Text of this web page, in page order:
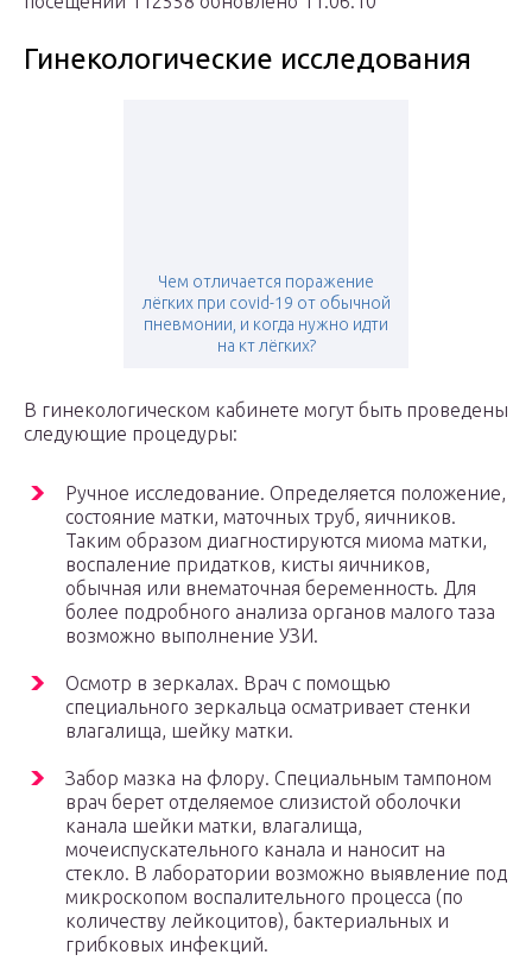
Гинекологические исследования
Чем отличается поражение
лёгких при covid-19 от обычной
пневмонии, и когда нужно идти
на кт лёгких?
В гинекологическом кабинете могут быть проведены
следующие процедуры:
Ручное исследование. Определяется положение,
состояние матки, маточных труб, яичников.
Таким образом диагностируются миома матки,
воспаление придатков, кисты яичников,
обычная или внематочная беременность. Для
более подробного анализа органов малого таза
возможно выполнение УЗИ.
Осмотр в зеркалах. Врач с помощью
специального зеркальца осматривает стенки
влагалища, шейку матки.
Забор мазка на флору. Специальным тампоном
врач берет отделяемое слизистой оболочки
канала шейки матки, влагалища,
мочеиспускательного канала и наносит на
стекло. В лаборатории возможно выявление под
микроскопом воспалительного процесса (по
количеству лейкоцитов), бактериальных и
грибковых инфекций.